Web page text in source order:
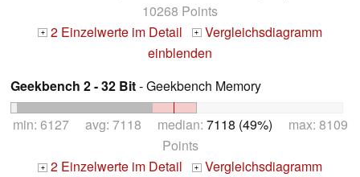
10268 Points
+ 2 Einzelwerte im Detail + Vergleichsdiagramm
einblenden
Geekbench 2 - 32 Bit- Geekbench Memory
min: 6127 avg: 7118 median: 7118 (49%) max: 8109
Points
+ 2 Einzelwerte im Detail + Vergleichsdiagramm